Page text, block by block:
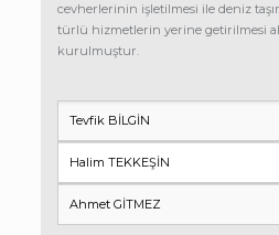
cevherlerinin işletilmesi ile deniz
türlü hizmetlerin yerine getirilmesi
kurulmuştur.
Tevfik BİLGİN
Halim TEKKEŞİN
Ahmet GİTMEZ